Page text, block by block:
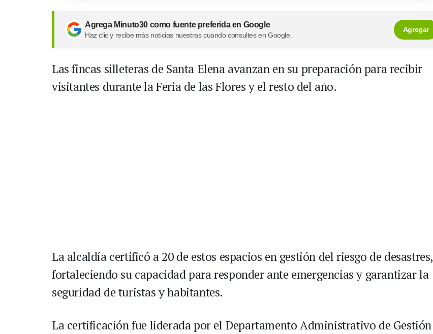
Agrega Minuto30 como fuente preferida en Google
Haz clic y recibe más noticias nuestras cuando consultes en Google.
Agregar
Las fincas silleteras de Santa Elena avanzan en su preparación para recibir
visitantes durante la Feria de las Flores y el resto del año.
La alcaldía certificó a 20 de estos espacios en gestión del riesgo de desastres,
fortaleciendo su capacidad para responder ante emergencias y garantizar la
seguridad de turistas y habitantes.
La certificación fue liderada por el Departamento Administrativo de Gestión